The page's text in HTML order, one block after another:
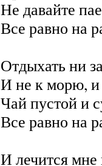
Не давайте
Все равно на
Отдыхать ни
И не к морю, и
Чай пустой и
Все равно на
И лечится мне